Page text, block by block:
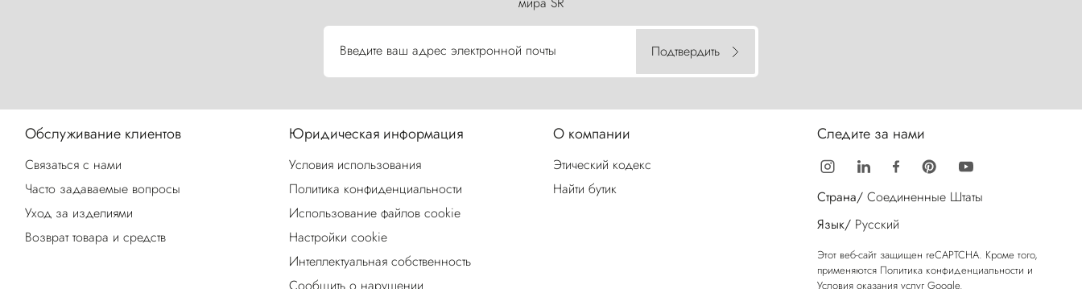
Введите ваш адрес электронной почты Подтвердить
Обслуживание клиентов
Связаться с нами
Часто задаваемые вопросы
Уход за изделиями
Возврат товара и средств
Юридическая информация
Условия использования
Политика конфиденциальности
Использование файлов cookie
Настройки cookie
Интеллектуальная собственность
О компании
Этический кодекс
Найти бутик
Следите за нами
Страна/ Соединенные Штаты
Язык/ Русский
Этот веб-сайт защищен reCAPTCHA. Кроме того,
применяются Политика конфиденциальности и
Условия оказания услуг Google.